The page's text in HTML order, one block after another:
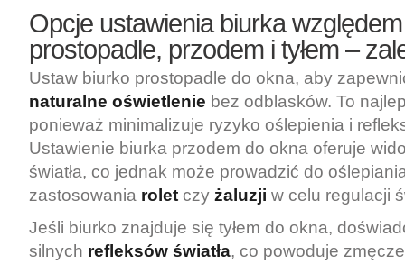
Opcje ustawienia biurka
prostopadle, przodem i tyłem –
Ustaw biurko prostopadle do okna, aby
naturalne oświetlenie bez odblasków. To
ponieważ minimalizuje ryzyko oślepienia i
Ustawienie biurka przodem do okna oferuje
światła, co jednak może prowadzić do
zastosowania rolet czy żaluzji w celu regulacji
Jeśli biurko znajduje się tyłem do okna,
silnych refleksów światła, co powoduje